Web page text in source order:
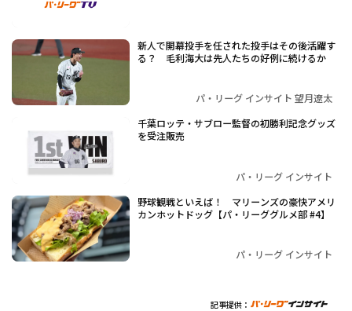
新人で開幕投手を任された投手はその後活躍す
る？ 毛利海大は先人たちの好例に続けるか
パ・リーグ インサイト 望月遼太
千葉ロッテ・サブロー監督の初勝利記念グッズ
を受注販売
パ・リーグ インサイト
野球観戦といえば！ マリーンズの豪快アメリ
カンホットドッグ【パ・リーググルメ部 #4】
パ・リーグ インサイト
記事提供：